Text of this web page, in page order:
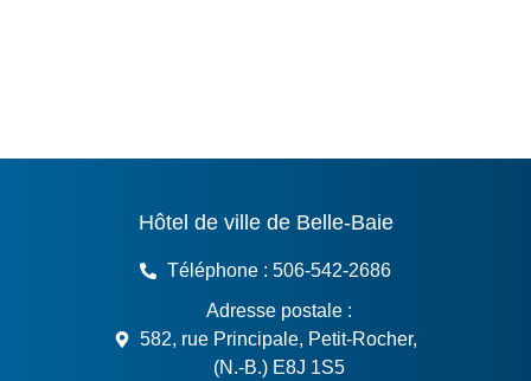
Hôtel de ville de Belle-Baie
Téléphone : 506-542-2686
Adresse postale :
582, rue Principale, Petit-Rocher,
(N.-B.) E8J 1S5